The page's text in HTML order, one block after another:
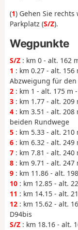
(1) Gehen Sie
Parkplatz (S/Z).
Wegpunkte
S/Z : km 0 - alt. 162
1 : km 0.27 - alt. 156
Abzweigung für den
2 : km 1 - alt. 175 m
3 : km 1.77 - alt. 209
4 : km 3.51 - alt.
beiden Rundwege
5 : km 5.33 - alt. 210
6 : km 6.32 - alt.
7 : km 7.81 - alt. 240
8 : km 9.71 - alt. 247
9 : km 11.86 - alt.
10 : km 12.85 - alt.
11 : km 14.15 - alt.
12 : km 15.62 - alt.
D94bis
S/Z : km 18.16 - alt.